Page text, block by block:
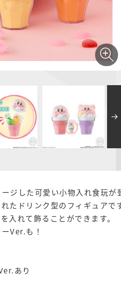
ジした可愛い小物入れ食玩が
たドリンク型のフィギュアです
入れて飾ることができます。
Ver.も！
あり